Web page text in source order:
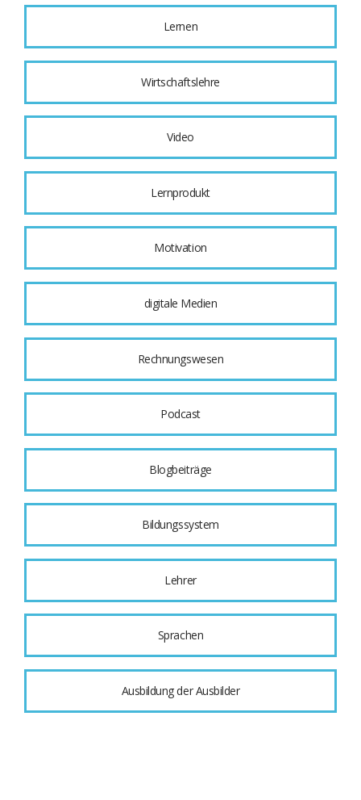
Lernen
Wirtschaftslehre
Video
Lernprodukt
Motivation
digitale Medien
Rechnungswesen
Podcast
Blogbeiträge
Bildungssystem
Lehrer
Sprachen
Ausbildung der Ausbilder